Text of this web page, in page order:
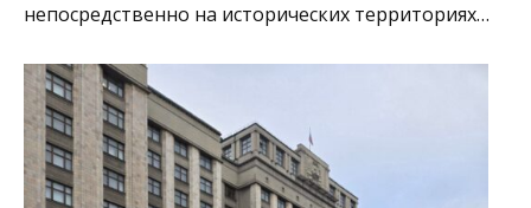
непосредственно на исторических территориях…